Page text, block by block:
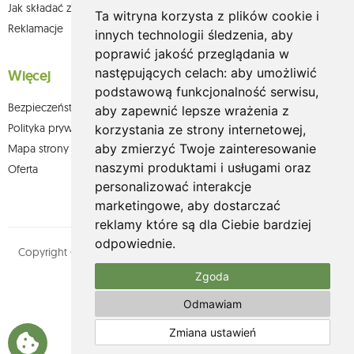
Ta witryna korzysta z plików cookie i
innych technologii śledzenia, aby
poprawić jakość przeglądania w
następujących celach: aby umożliwić
podstawową funkcjonalność serwisu,
aby zapewnić lepsze wrażenia z
korzystania ze strony internetowej,
aby zmierzyć Twoje zainteresowanie
naszymi produktami i usługami oraz
personalizować interakcje
marketingowe, aby dostarczać
reklamy które są dla Ciebie bardziej
odpowiednie.
Zgoda
Odmawiam
Zmiana ustawień
Jak składać zamówienia w sklepie olium.pl?
Reklamacje
Więcej
Bezpieczeństwo płatności
Polityka prywatności
Mapa strony
Oferta
Copyright © olium.pl. Wszystkie prawa zastrzeżone. Designed by
MOUTON interactive
Zobacz nasz profil na: